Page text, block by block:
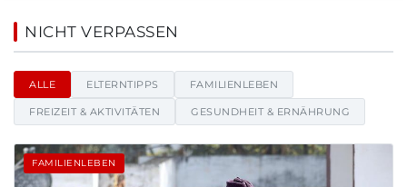
Rund-um-die-familie-blog.de
NICHT VERPASSEN
ALLE ELTERNTIPPS FAMILIENLEBEN
FREIZEIT & AKTIVITÄTEN GESUNDHEIT & ERNÄHRUNG
FAMILIENLEBEN